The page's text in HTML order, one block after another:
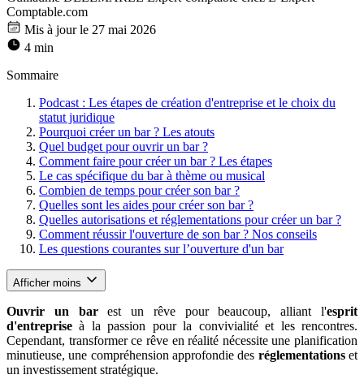
Comptable.com
Mis à jour le 27 mai 2026
4 min
Sommaire
Podcast : Les étapes de création d'entreprise et le choix du
statut juridique
Pourquoi créer un bar ? Les atouts
Quel budget pour ouvrir un bar ?
Comment faire pour créer un bar ? Les étapes
Le cas spécifique du bar à thème ou musical
Combien de temps pour créer son bar ?
Quelles sont les aides pour créer son bar ?
Quelles autorisations et réglementations pour créer un bar ?
Comment réussir l'ouverture de son bar ? Nos conseils
Les questions courantes sur l’ouverture d'un bar
Afficher moins
Ouvrir un barest un rêve pour beaucoup, alliant l'esprit
d'entreprise à la passion pour la convivialité et les rencontres.
Cependant, transformer ce rêve en réalité nécessite une planification
minutieuse, une compréhension approfondie des réglementationset
un investissement stratégique.